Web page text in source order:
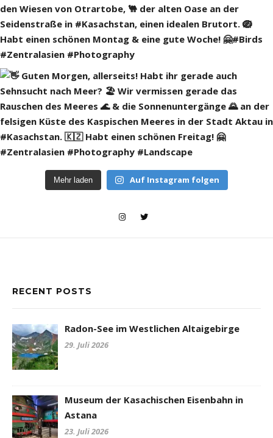
Mehr laden Auf Instagram folgen
RECENT POSTS
Radon-See im Westlichen Altaigebirge
29. Juli 2026
Museum der Kasachischen Eisenbahn in
Astana
23. Juli 2026